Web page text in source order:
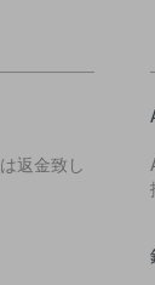
返金致し